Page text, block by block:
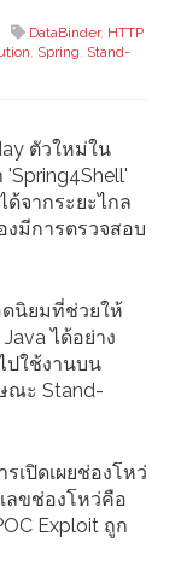
DataBinder, HTTP
, Spring, Stand-
ตัวใหม่ใน
จากระยะไกล
งมีการตรวจสอบ
ดนิยมที่ช่วยให้
ได้อย่าง
ปใช้งานบน
ณะ Stand-
เปิดเผยช่องโหว่
ลขช่องโหว่คือ
Exploit ถูก